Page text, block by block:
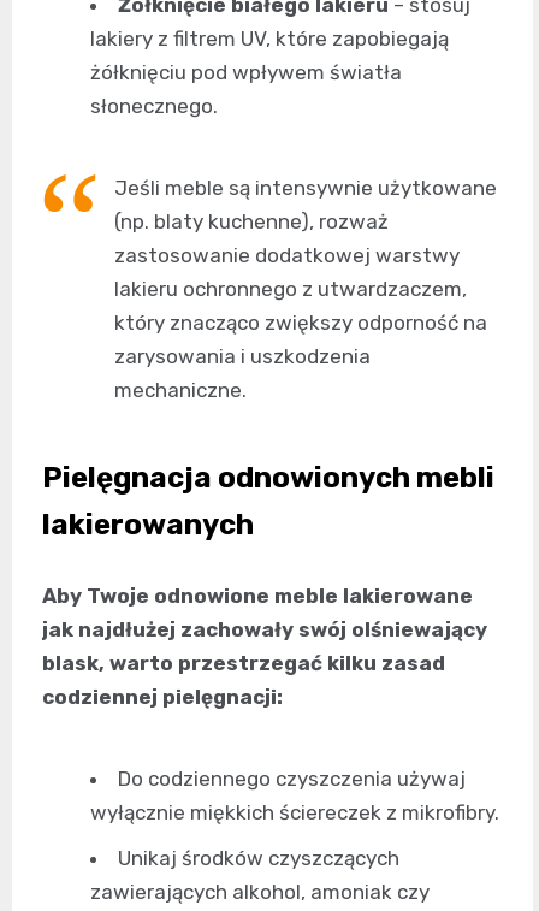
Żółknięcie białego lakieru – stosuj
lakiery z filtrem UV, które zapobiegają
żółknięciu pod wpływem światła
słonecznego.
Jeśli meble są intensywnie użytkowane
(np. blaty kuchenne), rozważ
zastosowanie dodatkowej warstwy
lakieru ochronnego z utwardzaczem,
który znacząco zwiększy odporność na
zarysowania i uszkodzenia
mechaniczne.
Pielęgnacja odnowionych mebli
lakierowanych
Aby Twoje odnowione meble lakierowane
jak najdłużej zachowały swój olśniewający
blask, warto przestrzegać kilku zasad
codziennej pielęgnacji:
Do codziennego czyszczenia używaj
wyłącznie miękkich ściereczek z mikrofibry.
Unikaj środków czyszczących
zawierających alkohol, amoniak czy